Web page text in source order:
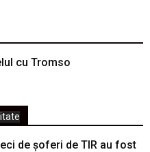
cu Tromso
de șoferi de TIR au fost